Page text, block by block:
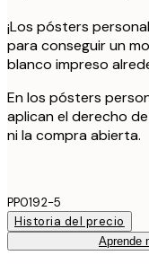
¡Los pósters
para conseguir un
blanco impreso
En los pósters
aplican el derecho
ni la compra abierta.
PP0192-5
Historia del precio
Aprende